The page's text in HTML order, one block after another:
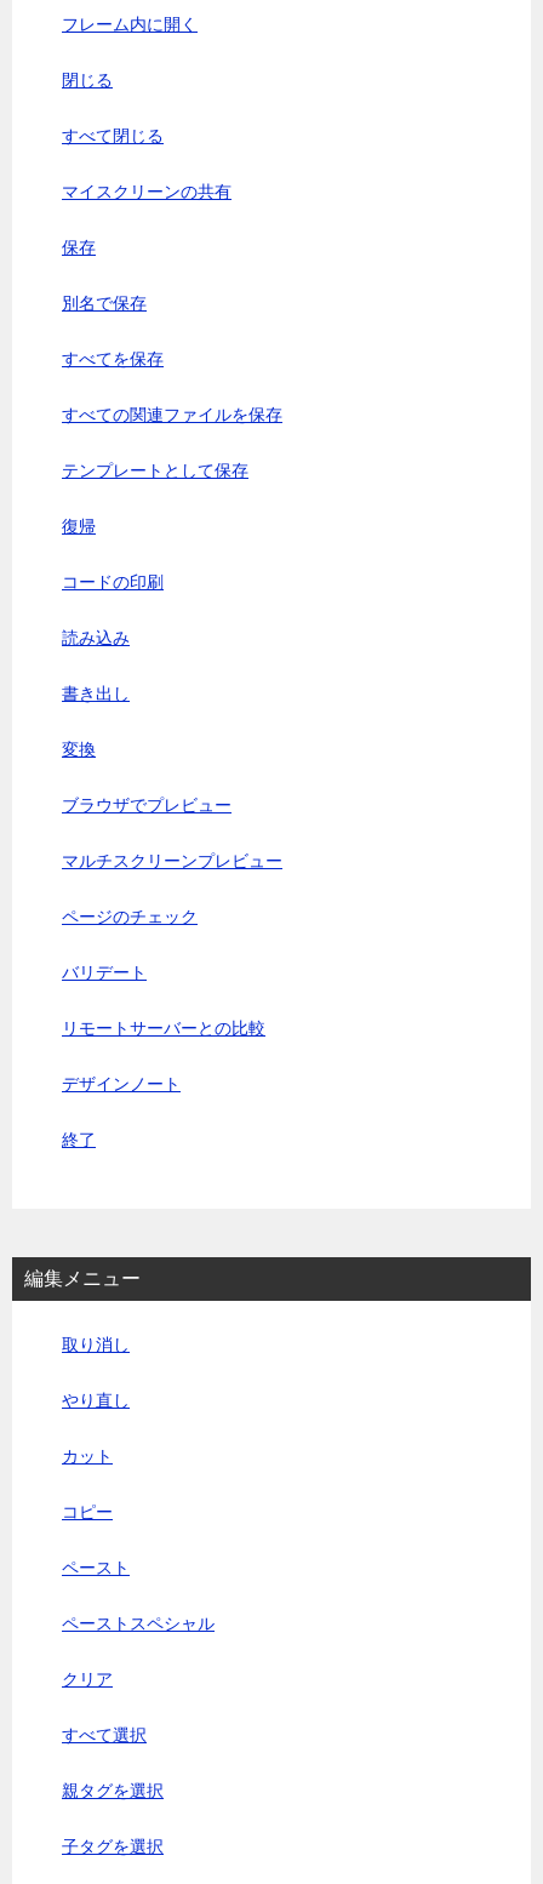
フレーム内に開く
閉じる
すべて閉じる
マイスクリーンの共有
保存
別名で保存
すべてを保存
すべての関連ファイルを保存
テンプレートとして保存
復帰
コードの印刷
読み込み
書き出し
変換
ブラウザでプレビュー
マルチスクリーンプレビュー
ページのチェック
バリデート
リモートサーバーとの比較
デザインノート
終了
編集メニュー
取り消し
やり直し
カット
コピー
ペースト
ペーストスペシャル
クリア
すべて選択
親タグを選択
子タグを選択